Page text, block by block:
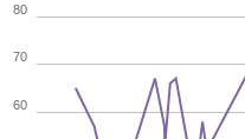
60
70
80